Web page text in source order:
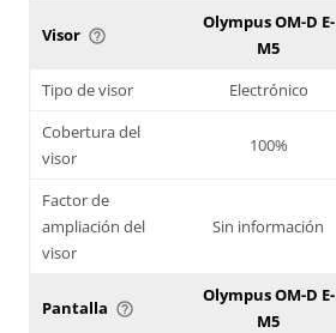
Visor help_outline
Olympus OM-D E-
M5
Tipo de visor Electrónico
Cobertura del
visor
100%
Factor de
ampliación del
visor
Sin información
Pantalla help_outline
Olympus OM-D E-
M5